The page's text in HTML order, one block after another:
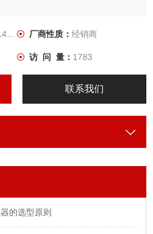
厂商性质： 经销商
访 问 量： 1783
联系我们
的选型原则